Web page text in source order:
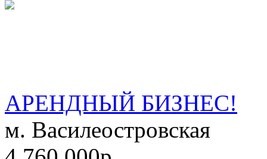
АРЕНДНЫЙ БИЗНЕС!
м. Василеостровская